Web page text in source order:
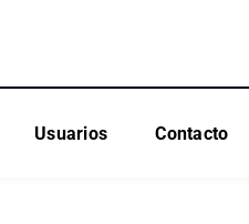
Usuarios Contacto